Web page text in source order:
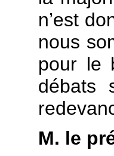
n’est
nous
pour le
débats
M. le